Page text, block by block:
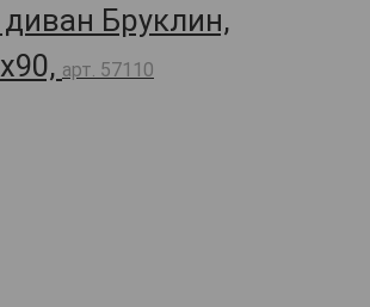
Бруклин,
арт. 57110